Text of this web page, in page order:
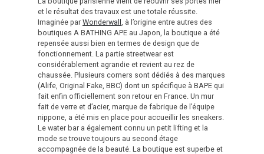
et le résultat des travaux est une totale réussite.
Imaginée par Wonderwall
, à l’origine entre autres des
boutiques A BATHING APE au Japon, la boutique a été
repensée aussi bien en termes de design que de
fonctionnement. La partie streetwear est
considérablement agrandie et revient au rez de
chaussée. Plusieurs corners sont dédiés à des marques
(Alife, Original Fake, BBC) dont un spécifique à BAPE qui
fait enfin officiellement son retour en France. Un mur
fait de verre et d’acier, marque de fabrique de l’équipe
nippone, a été mis en place pour accueillir les sneakers.
Le water bar a également connu un petit lifting et la
mode se trouve toujours au second étage
accompagnée de la beauté. La boutique est superbe et